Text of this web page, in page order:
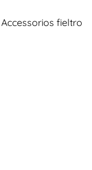
Accessorios fieltro